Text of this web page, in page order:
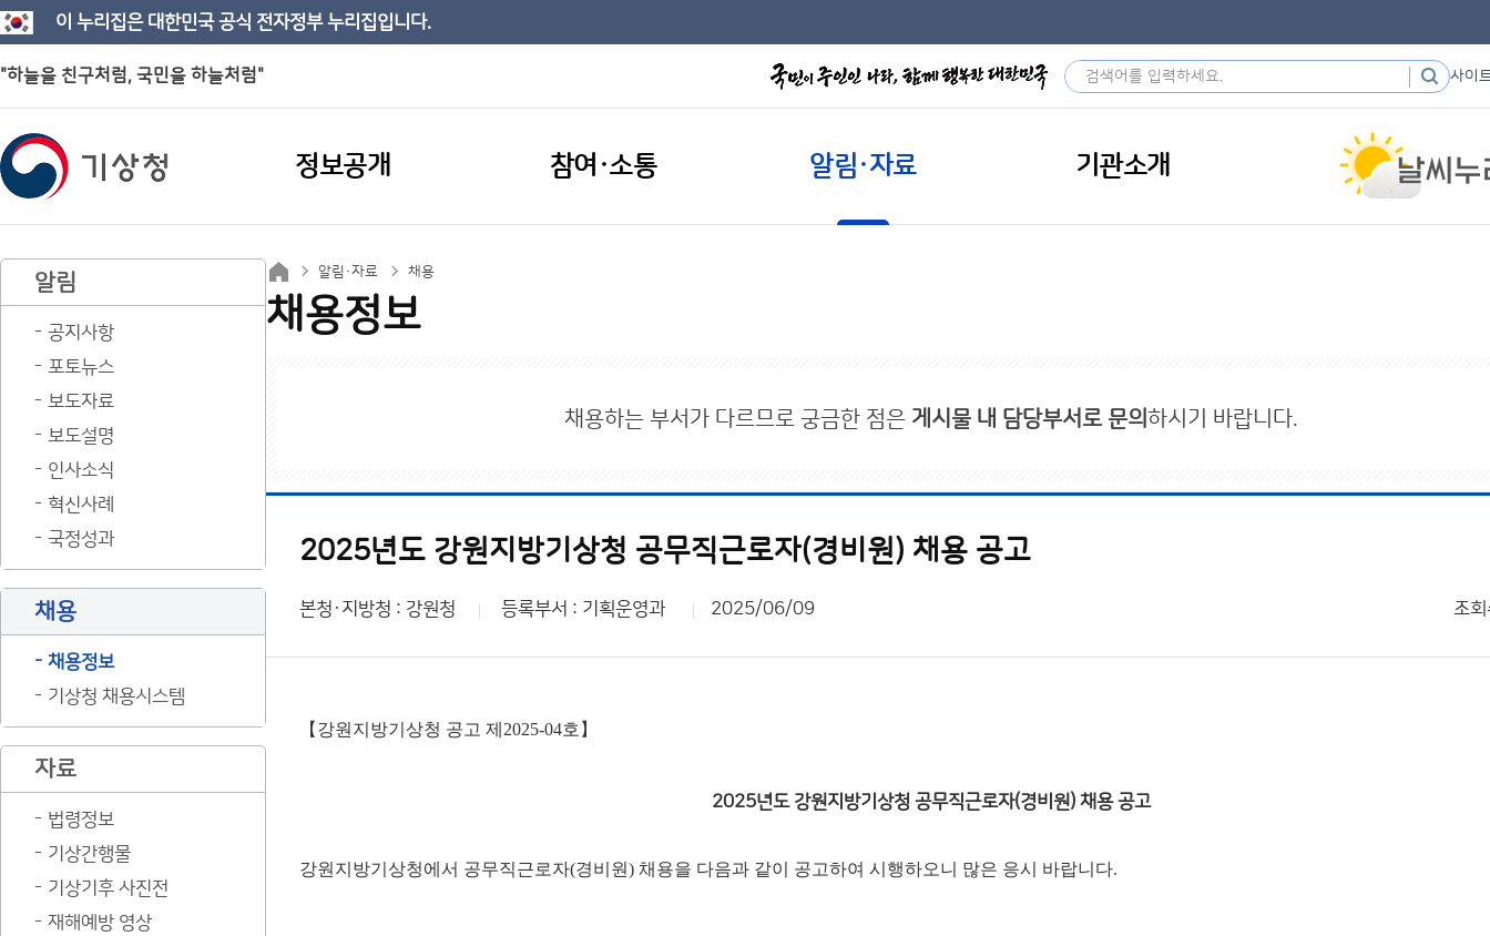
이 누리집은 대한민국 공식 전자정부 누리집입니다.
"하늘을 친구처럼, 국민을 하늘처럼" 사이
정보공개 참여·소통 알림·자료 기관소개
알림
공지사항
포토뉴스
보도자료
보도설명
인사소식
혁신사례
국정성과
채용
채용정보
기상청 채용시스템
자료
법령정보
기상간행물
기상기후 사진전
재해예방 영상
알림·자료 채용
채용정보
채용하는 부서가 다르므로 궁금한 점은 게시물 내 담당부서로 문의하시기 바랍니다.
2025년도 강원지방기상청 공무직근로자(경비원) 채용 공고
본청·지방청 : 강원청 등록부서 : 기획운영과 2025/06/09 조회
【강원지방기상청 공고 제2025-04호】
2025년도 강원지방기상청 공무직근로자(경비원) 채용 공고
강원지방기상청에서 공무직근로자(경비원) 채용을 다음과 같이 공고하여 시행하오니 많은 응시 바랍니다.